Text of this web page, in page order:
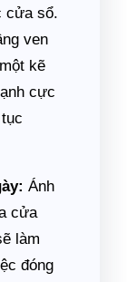
cửa sổ.
ven
kẽ
cực
Ánh
cửa
làm
đóng